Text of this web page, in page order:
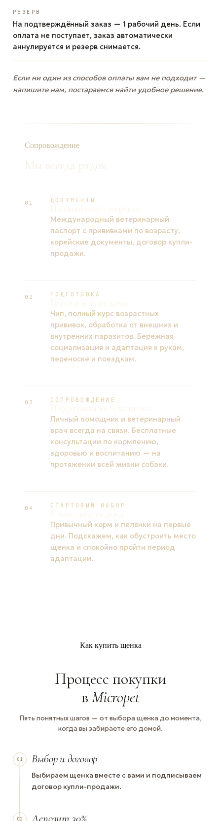
РЕЗЕРВ
На подтверждённый заказ — 1 рабочий день. Если
оплата не поступает, заказ автоматически
аннулируется и резерв снимается.
Если ни один из способов оплаты вам не подходит —
напишите нам, постараемся найти удобное решение.
Сопровождение
Мы всегда рядом
01 ДОКУМЕНТЫ
Международный ветеринарный
паспорт с прививками по возрасту,
корейские документы, договор купли-
продажи.
02 ПОДГОТОВКА
Чип, полный курс возрастных
прививок, обработка от внешних и
внутренних паразитов. Бережная
социализация и адаптация к рукам,
переноске и поездкам.
03 СОПРОВОЖДЕНИЕ
Личный помощник и ветеринарный
врач всегда на связи. Бесплатные
консультации по кормлению,
здоровью и воспитанию — на
протяжении всей жизни собаки.
04 СТАРТОВЫЙ НАБОР
Привычный корм и пелёнки на первые
дни. Подскажем, как обустроить место
щенка и спокойно пройти период
адаптации.
Как купить щенка
Процесс покупки
в Micropet
Пять понятных шагов — от выбора щенка до момента,
когда вы забираете его домой.
01 Выбор и договор
Выбираем щенка вместе с вами и подписываем
договор купли-продажи.
02